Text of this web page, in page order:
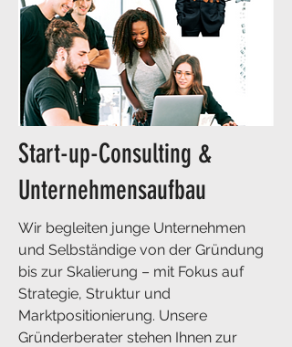
Start-up-Consulting &
Unternehmensaufbau
Wir begleiten junge Unternehmen
und Selbständige von der Gründung
bis zur Skalierung – mit Fokus auf
Strategie, Struktur und
Marktpositionierung. Unsere
Gründerberater stehen Ihnen zur